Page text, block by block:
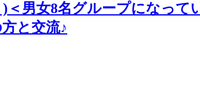
＜男女8名グループになって
と交流♪